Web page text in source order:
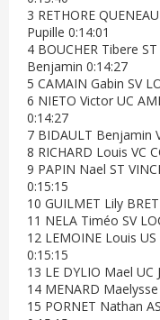
3 RETHORE
Pupille 0:14:01
4 BOUCHER Tibere
Benjamin 0:14:27
5 CAMAIN Gabin SV
6 NIETO Victor UC
0:14:27
7 BIDAULT Benjamin
8 RICHARD Louis VC
9 PAPIN Nael ST
0:15:15
10 GUILMET Lily
11 NELA Timéo SV
12 LEMOINE Louis US
0:15:15
13 LE DYLIO Mael UC
14 MENARD Maelysse
15 PORNET Nathan